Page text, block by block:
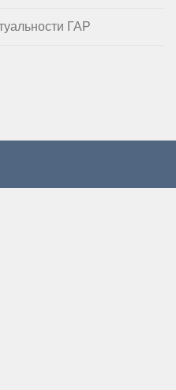
ГАР